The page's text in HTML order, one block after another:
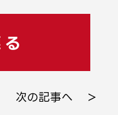
次の記事へ